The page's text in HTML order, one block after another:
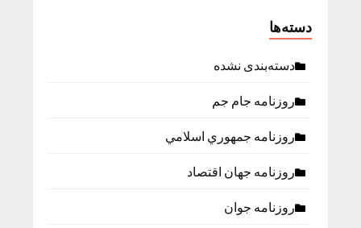
دسته‌ها
دسته‌بندی نشده
روزنامه جام جم
روزنامه جمهوري اسلامي
روزنامه جهان اقتصاد
روزنامه جوان